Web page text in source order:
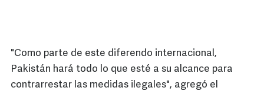
"Como parte de este diferendo internacional,
Pakistán hará todo lo que esté a su alcance para
contrarrestar las medidas ilegales", agregó el